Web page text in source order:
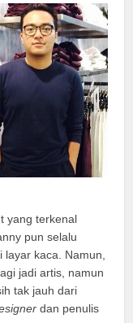
yang terkenal
pun selalu
kaca. Namun,
jadi artis, namun
tak jauh dari
dan penulis